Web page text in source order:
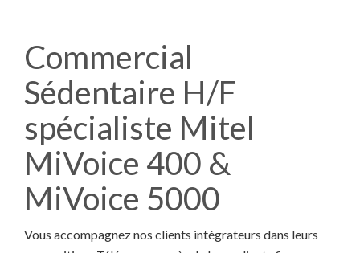
Commercial
Sédentaire H/F
spécialiste Mitel
MiVoice 400 &
MiVoice 5000
Vous accompagnez nos clients intégrateurs dans leurs